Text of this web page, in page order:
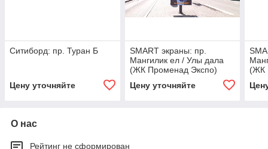
Ситиборд: пр. Туран Б
Цену уточняйте
SMART экраны: пр.
Мангилик ел / Улы дала
(ЖК Променад Экспо)
Цену уточняйте
(ЖК
О нас
Рейтинг не сформирован